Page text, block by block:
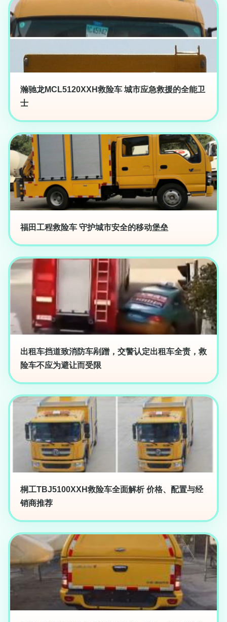
瀚驰龙MCL5120XXH救险车 城市应急救援的全能卫
士
福田工程救险车 守护城市安全的移动堡垒
出租车挡道致消防车剐蹭，交警认定出租车全责，救
险车不应为避让而受限
桐工TBJ5100XXH救险车全面解析 价格、配置与经
销商推荐